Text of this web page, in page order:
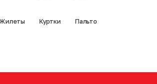
Жилеты Куртки Пальто